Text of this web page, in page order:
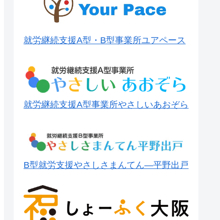
就労継続支援A型・B型事業所ユアペース
就労継続支援A型事業所やさしいあおぞら
B型就労支援やさしさまんてん―平野出戸